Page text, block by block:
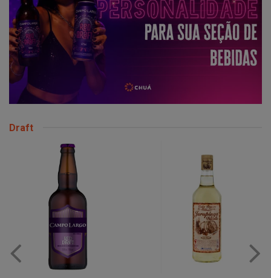
Draft